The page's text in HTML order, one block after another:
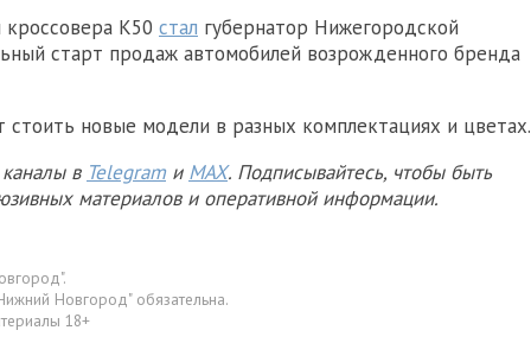
K50 стал губернатор Нижегородской
старт продаж автомобилей возрожденного бренда
стоить новые модели в разных комплектациях и цветах.
в Telegram и MAX. Подписывайтесь, чтобы быть
материалов и оперативной информации.
Новгород" обязательна.
18+